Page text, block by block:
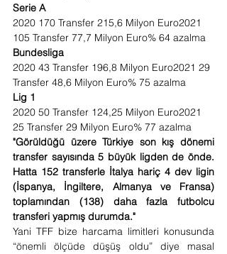
Serie A
2020 170 Transfer 215,6 Milyon Euro2021
105 Transfer 77,7 Milyon Euro% 64 azalma
Bundesliga
2020 43 Transfer 196,8 Milyon Euro2021 29
Transfer 48,6 Milyon Euro% 75 azalma
Lig 1
2020 50 Transfer 124,25 Milyon Euro2021
25 Transfer 29 Milyon Euro% 77 azalma
"Görüldüğü üzere Türkiye son kış dönemi
transfer sayısında 5 büyük ligden de önde.
Hatta 152 transferle İtalya hariç 4 dev ligin
(İspanya, İngiltere, Almanya ve Fransa)
toplamından (138) daha fazla futbolcu
transferi yapmış durumda."
Yani TFF bize harcama limitleri konusunda
“önemli ölçüde düşüş oldu” diye masal